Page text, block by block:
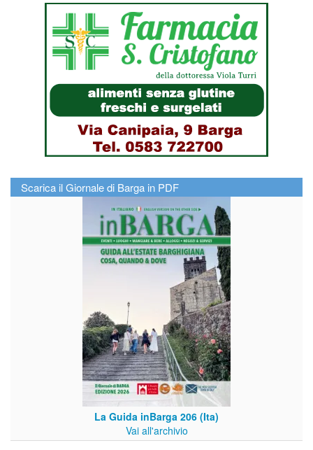
Scarica il Giornale di Barga in PDF
La Guida inBarga 206 (Ita)
Vai all'archivio